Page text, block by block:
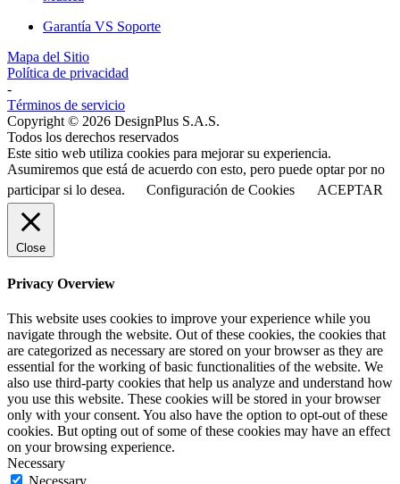
Garantía VS Soporte
Mapa del Sitio
Política de privacidad
-
Términos de servicio
Copyright © 2026 DesignPlus S.A.S.
Todos los derechos reservados
Este sitio web utiliza cookies para mejorar su experiencia.
Asumiremos que está de acuerdo con esto, pero puede optar por no
participar si lo desea.
Configuración de Cookies ACEPTAR
Close
Privacy Overview
This website uses cookies to improve your experience while you
navigate through the website. Out of these cookies, the cookies that
are categorized as necessary are stored on your browser as they are
essential for the working of basic functionalities of the website. We
also use third-party cookies that help us analyze and understand how
you use this website. These cookies will be stored in your browser
only with your consent. You also have the option to opt-out of these
cookies. But opting out of some of these cookies may have an effect
on your browsing experience.
Necessary